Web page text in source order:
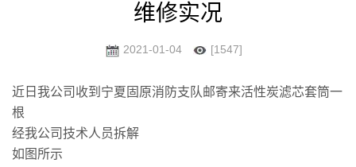
维修实况
2021-01-04 [1547]
近日我公司收到宁夏固原消防支队邮寄来活性炭滤芯套筒一
根
经我公司技术人员拆解
如图所示